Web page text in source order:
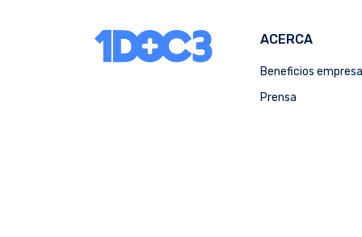
ACERCA
Beneficios
Prensa